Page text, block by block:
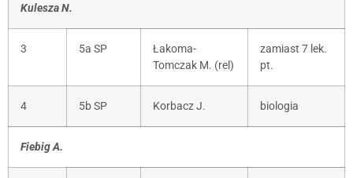
Kulesza N.
3 5a SP
Łakoma-
Tomczak M. (rel)
zamiast 7 lek.
pt.
4 5b SP Korbacz J. biologia
Fiebig A.